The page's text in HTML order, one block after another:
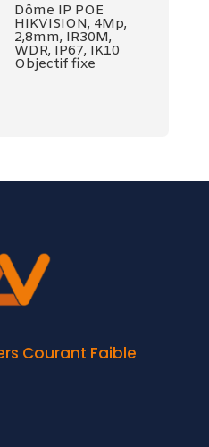
Dôme IP POE
HIKVISION, 4Mp,
2,8mm, IR30M,
WDR, IP67, IK10
Objectif fixe
Courant Faible